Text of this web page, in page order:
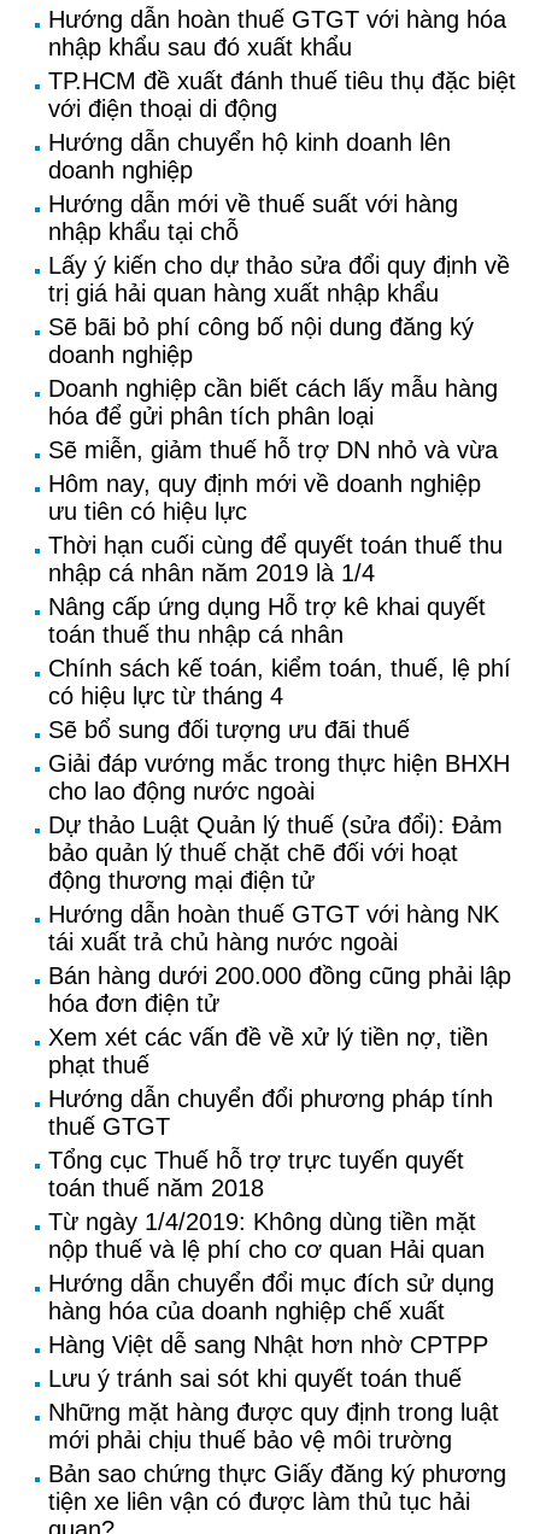
Hướng dẫn hoàn thuế GTGT với hàng hóa
nhập khẩu sau đó xuất khẩu
TP.HCM đề xuất đánh thuế tiêu thụ đặc biệt
với điện thoại di động
Hướng dẫn chuyển hộ kinh doanh lên
doanh nghiệp
Hướng dẫn mới về thuế suất với hàng
nhập khẩu tại chỗ
Lấy ý kiến cho dự thảo sửa đổi quy định về
trị giá hải quan hàng xuất nhập khẩu
Sẽ bãi bỏ phí công bố nội dung đăng ký
doanh nghiệp
Doanh nghiệp cần biết cách lấy mẫu hàng
hóa để gửi phân tích phân loại
Sẽ miễn, giảm thuế hỗ trợ DN nhỏ và vừa
Hôm nay, quy định mới về doanh nghiệp
ưu tiên có hiệu lực
Thời hạn cuối cùng để quyết toán thuế thu
nhập cá nhân năm 2019 là 1/4
Nâng cấp ứng dụng Hỗ trợ kê khai quyết
toán thuế thu nhập cá nhân
Chính sách kế toán, kiểm toán, thuế, lệ phí
có hiệu lực từ tháng 4
Sẽ bổ sung đối tượng ưu đãi thuế
Giải đáp vướng mắc trong thực hiện BHXH
cho lao động nước ngoài
Dự thảo Luật Quản lý thuế (sửa đổi): Đảm
bảo quản lý thuế chặt chẽ đối với hoạt
động thương mại điện tử
Hướng dẫn hoàn thuế GTGT với hàng NK
tái xuất trả chủ hàng nước ngoài
Bán hàng dưới 200.000 đồng cũng phải lập
hóa đơn điện tử
Xem xét các vấn đề về xử lý tiền nợ, tiền
phạt thuế
Hướng dẫn chuyển đổi phương pháp tính
thuế GTGT
Tổng cục Thuế hỗ trợ trực tuyến quyết
toán thuế năm 2018
Từ ngày 1/4/2019: Không dùng tiền mặt
nộp thuế và lệ phí cho cơ quan Hải quan
Hướng dẫn chuyển đổi mục đích sử dụng
hàng hóa của doanh nghiệp chế xuất
Hàng Việt dễ sang Nhật hơn nhờ CPTPP
Lưu ý tránh sai sót khi quyết toán thuế
Những mặt hàng được quy định trong luật
mới phải chịu thuế bảo vệ môi trường
Bản sao chứng thực Giấy đăng ký phương
tiện xe liên vận có được làm thủ tục hải